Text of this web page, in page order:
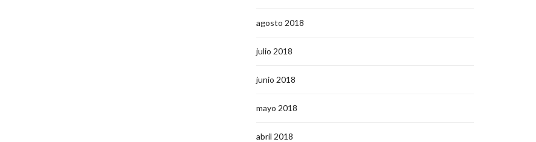
agosto 2018
julio 2018
junio 2018
mayo 2018
abril 2018